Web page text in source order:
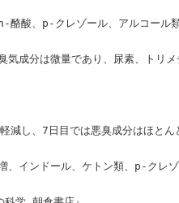
酪酸、p-クレゾール、アルコー
気成分は微量であり、尿素、トリ
減し、7日目では悪臭成分はほと
、インドール、ケトン類、p-ク